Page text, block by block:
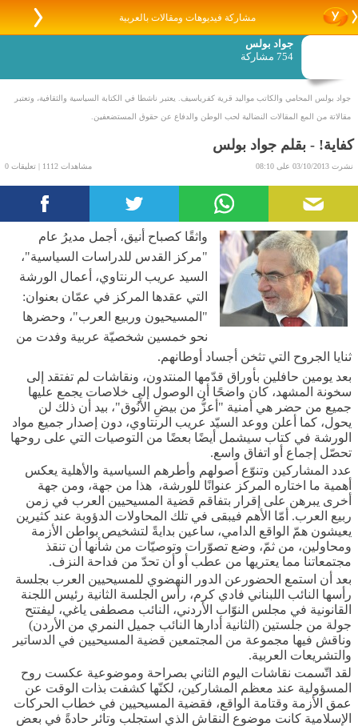
مشاركة فيديوهات ومقالات بالعربية
جواد بولس
754 مشاركة
جواد بولس المحامي والكاتب مواليد قرية كفرياسيف. يعتبر ناشطا في الكتابة السياسية والثقافية، وتعتبر
مقالاتة من المع المقالات النضالية لحب الوطن والدفاع عن حقوق المستضعفين.
كفاية! - بقلم جواد بولس
نشرت 03/10/2013 على 08:10 مشاهدات 1112 | تعليقات 0
واثقًا كصباح أنيق، أجمل مديرُ عام
"مركز القدس للدراسات السياسية"،
السيد عريب الرنتاوي، أعمال الورشة
التي عقدها المركز في عمّان بعنوان:
"المسيحيون وربيع العرب"، وحضرها
نحو خمسين شخصيّة عربية وفدت من
ثنايا الجروح التي تثخن أجساد أوطانهم.
بعد يومين حافلين بأوراق قدّمها المنتدون، ونقاشات لم تفتقد إلى
سخونة المشهد، كان واضحًا أن الوصول إلى خلاصات يجمع عليها
جميع من حضر هي أمنية "أعزُّ من بيضِ الأَنُوق"، بيد أن ذلك لن
يحول، كما أعلن ووعد السيّد عريب الرنتاوي، دون إصدار جميع مواد
الورشة في كتاب سيشمل أيضًا بعضًا من التوصيات التي على روحها
تحصّل إجماع أو اتفاق واسع.
عدد المشاركين وتنوّع أصولهم وأطرهم السياسية والأهلية يعكس
أهمية ما اختاره المركز عنوانًا للورشة، هذا من جهة، ومن جهة
أخرى يبرهن على إقرار بتفاقم قضية المسيحيين العرب في زمن
ربيع العرب. أمّا الأهم فيبقى في تلك المحاولات الدؤوبة عند كثيرين
يعيشون همّ الواقع الدامي، ساعين بدايةً لتشخيص بواطن الأزمة
ومحاولين، من ثمّ، وضع تصوّرات وتوصيّات من شأنها أن تنقذ
مجتمعاتنا مما يعتريها من عطب أو أن تحدّ من فداحة النزف.
بعد أن استمع الحضورعن الدور النهضوي للمسيحيين العرب بجلسة
رأسها النائب اللبناني فادي كرم، رأس الجلسة الثانية رئيس اللجنة
القانونية في مجلس النوّاب الأردني، النائب مصطفى ياغي، ليفتتح
جولة من جلستين (الثانية أدارها النائب جميل النمري من الأردن)
وناقش فيها مجموعة من المجتمعين قضية المسيحيين في الدساتير
والتشريعات العربية.
لقد اتّسمت نقاشات اليوم الثاني بصراحة وموضوعية عكست روح
المسؤولية عند معظم المشاركين، لكنّها كشفت بذات الوقت عن
عمق الأزمة وقتامة الواقع، فقضية المسيحيين في خطاب الحركات
الإسلامية كانت موضوع النقاش الذي استجلب وتائر حادةً في بعض